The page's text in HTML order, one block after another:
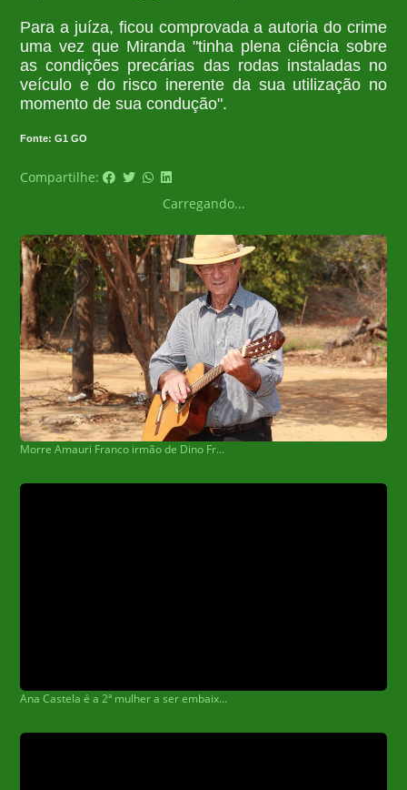
Para a juíza, ficou comprovada a autoria do crime
uma vez que Miranda "tinha plena ciência sobre
as condições precárias das rodas instaladas no
veículo e do risco inerente da sua utilização no
momento de sua condução".
Fonte: G1 GO
Compartilhe:
Carregando...
Morre Amauri Franco irmão de Dino Franco
Ana Castela é a 2ª mulher a ser embaixadora na história de Barretos